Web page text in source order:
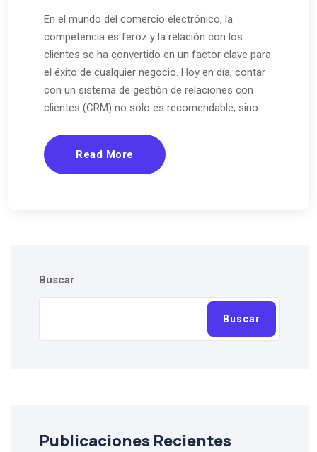
En el mundo del comercio electrónico, la
competencia es feroz y la relación con los
clientes se ha convertido en un factor clave para
el éxito de cualquier negocio. Hoy en día, contar
con un sistema de gestión de relaciones con
clientes (CRM) no solo es recomendable, sino
Read More
Buscar
Buscar
Publicaciones Recientes